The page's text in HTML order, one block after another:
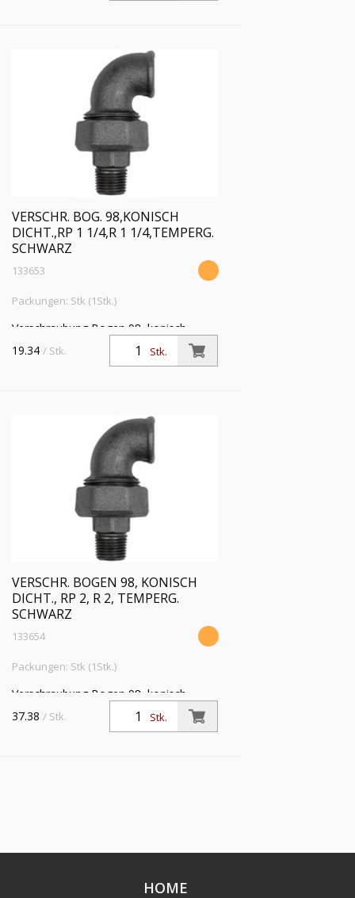
VERSCHR. BOG. 98,KONISCH
DICHT.,RP 1 1/4,R 1 1/4,TEMPERG.
SCHWARZ
133653
Packungen: Stk (1Stk.)
Verschraubung Bogen 98, konisch
dichtend, IG/AG, Rp 1 1/4, R 1
1/4,Temperguss
Stk.
19.34 / Stk.
VERSCHR. BOGEN 98, KONISCH
DICHT., RP 2, R 2, TEMPERG.
SCHWARZ
133654
Packungen: Stk (1Stk.)
Verschraubung Bogen 98, konisch
dichtend, IG/AG, Rp 2, R 2, Temperguss
schwarz, Betriebstemperatur -20 °C bis
Stk.
37.38 / Stk.
HOME